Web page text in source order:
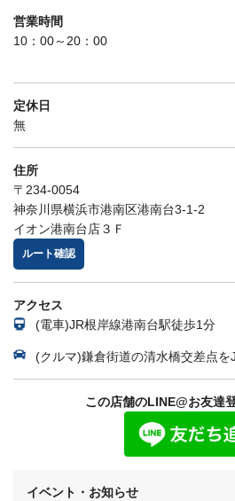
営業時間
10：00～20：00
定休日
無
住所
〒234-0054
神奈川県横浜市港南区港南台3-1-2
イオン港南台店３Ｆ
ルート確認
アクセス
(電車)JR根岸線港南台駅徒歩1分
(クルマ)鎌倉街道の清水橋交差点を
この店舗のLINE@お友達
イベント・お知らせ